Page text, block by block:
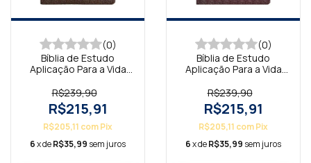
(0)
Bíblia de Estudo
Aplicação Para a Vida
R$239,90
R$215,91
R$205,11 comPix
6x deR$35,99 sem juros
(0)
Bíblia de Estudo
Aplicação Para a Vida
R$239,90
R$215,91
R$205,11 comPix
6x deR$35,99 sem juros